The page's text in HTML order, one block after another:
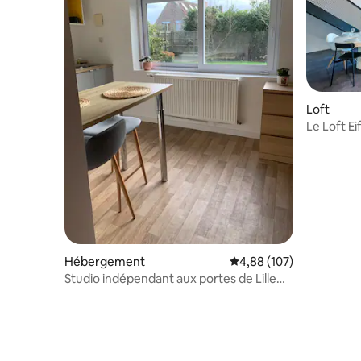
Hébergement Évaluation moyenne
4,88 (107)
Studio indépendant aux portes de Lille
Loft
Le Loft